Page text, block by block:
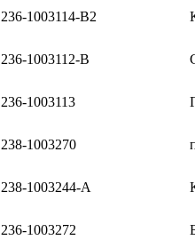
236-1003114-В2
236-1003112-В
236-1003113
238-1003270
238-1003244-А
236-1003272